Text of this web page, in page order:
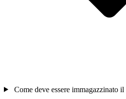
Come deve essere immagazzinato